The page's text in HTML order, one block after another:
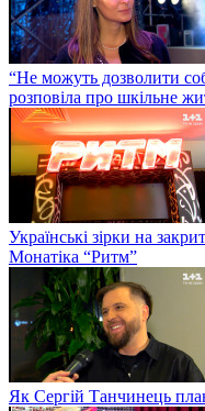
“Не можуть дозволити
розповіла про шкільне
Українські зірки на
Монатіка “Ритм”
Як Сергій Танчинець